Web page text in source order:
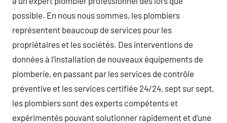
possible. En nous nous sommes, les plombiers
représentent beaucoup de services pour les
propriétaires et les sociétés. Des interventions de
données à l’installation de nouveaux équipements de
plomberie, en passant par les services de contrôle
préventive et les services certifiée 24/24, sept sur sept,
les plombiers sont des experts compétents et
expérimentés pouvant solutionner rapidement et d’une